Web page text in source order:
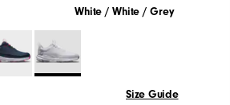
White / White / Grey
Size Guide